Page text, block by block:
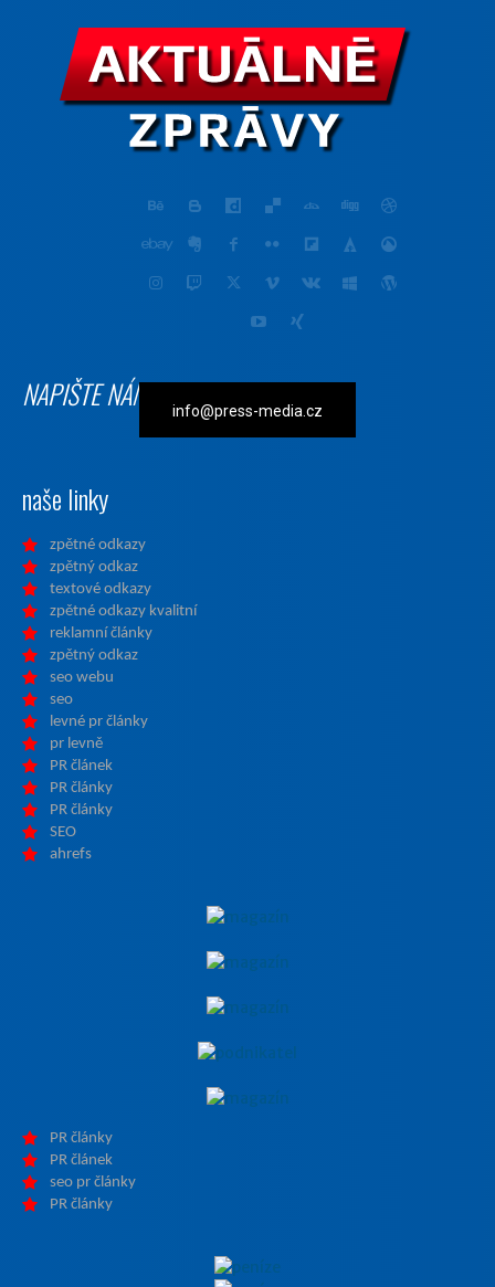
NAPIŠTE NÁM info@press-media.cz
naše linky
zpětné odkazy
zpětný odkaz
textové odkazy
zpětné odkazy kvalitní
reklamní články
zpětný odkaz
seo webu
seo
levné pr články
pr levně
PR článek
PR články
PR články
SEO
ahrefs
PR články
PR článek
seo pr články
PR články